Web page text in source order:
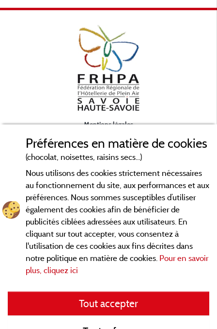
Mentions légales
Contact
CGV
Les meilleurs campings en Savoie. Consultez les fiches de nos
adhérents et découvrez nos meilleures offres en Chartreuse,
en Maurienne, Génévois, des lacs d'Aiguebelette, Annecy,
Léman et Le Bourget... informez vous directement ici en ligne
avant de contacter le camping pour réserver votre séjour
Faites vous votre propre idée du camping, au pied d'un lac, en
famille, avec vos animaux de compagnie, enVTT/Velo, sous la
tente, en camping car, dans un mobil home ou même de
Préférences en matière de cookies
(chocolat, noisettes, raisins secs...)
Nous utilisons des cookies strictement nécessaires
au fonctionnement du site, aux performances et aux
préférences. Nous sommes susceptibles d’utiliser
également des cookies afin de bénéficier de
publicités ciblées adressées aux utilisateurs. En
cliquant sur tout accepter, vous consentez à
l'utilisation de ces cookies aux fins décrites dans
notre politique en matière de cookies. Pour en savoir
plus, cliquez ici
Tout accepter